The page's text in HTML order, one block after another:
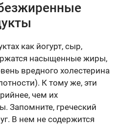
как йогурт, сыр,
насыщенные жиры,
вредного холестерина
К тому же, эти
чем их
Запомните, греческий
В нем не содержится